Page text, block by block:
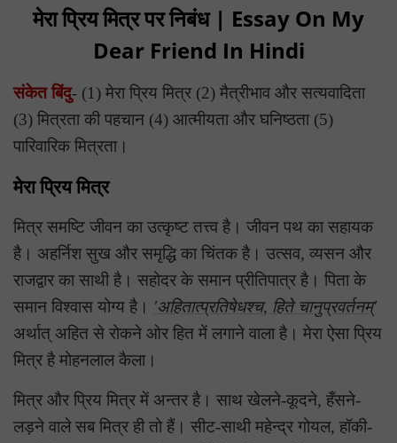
मेरा प्रिय मित्र पर निबंध | Essay On My
Dear Friend In Hindi
संकेत बिंदु- (1) मेरा प्रिय मित्र (2) मैत्रीभाव और सत्यवादिता
(3) मित्रता की पहचान (4) आत्मीयता और घनिष्ठता (5)
पारिवारिक मित्रता।
मेरा प्रिय मित्र
मित्र समष्टि जीवन का उत्कृष्ट तत्त्व है। जीवन पथ का सहायक
है। अहर्निश सुख और समृद्धि का चिंतक है। उत्सव, व्यसन और
राजद्वार का साथी है। सहोदर के समान प्रीतिपात्र है। पिता के
समान विश्वास योग्य है। 'अहितात्प्रतिषेधश्च, हिते चानुप्रवर्तनम्'
अर्थात् अहित से रोकने ओर हित में लगाने वाला है। मेरा ऐसा प्रिय
मित्र है मोहनलाल कैला।
मित्र और प्रिय मित्र में अन्तर है। साथ खेलने-कूदने, हँसने-
लड़ने वाले सब मित्र ही तो हैं। सीट-साथी महेन्द्र गोयल, हॉकी-